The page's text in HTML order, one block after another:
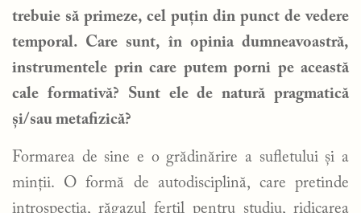
trebuie să primeze, cel puțin din punct de vedere
temporal. Care sunt, în opinia dumneavoastră,
instrumentele prin care putem porni pe această
cale formativă? Sunt ele de natură pragmatică
și/sau metafizică?
Formarea de sine e o grădinărire a sufletului și a
minții. O formă de autodisciplină, care pretinde
introspecția, răgazul fertil pentru studiu, ridicarea